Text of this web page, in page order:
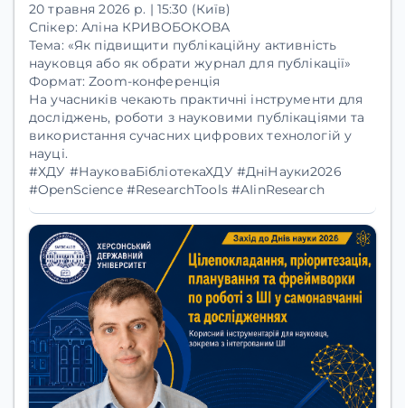
20 травня 2026 р. | 15:30 (Київ)
Спікер: Аліна КРИВОБОКОВА
Тема: «Як підвищити публікаційну активність
науковця або як обрати журнал для публікації»
Формат:Zoom-конференція
На учасників чекають практичні інструменти для
досліджень, роботи з науковими публікаціями та
використання сучасних цифрових технологій у
науці.
#ХДУ #НауковаБібліотекаХДУ #ДніНауки2026
#OpenScience #ResearchTools #AIinResearch